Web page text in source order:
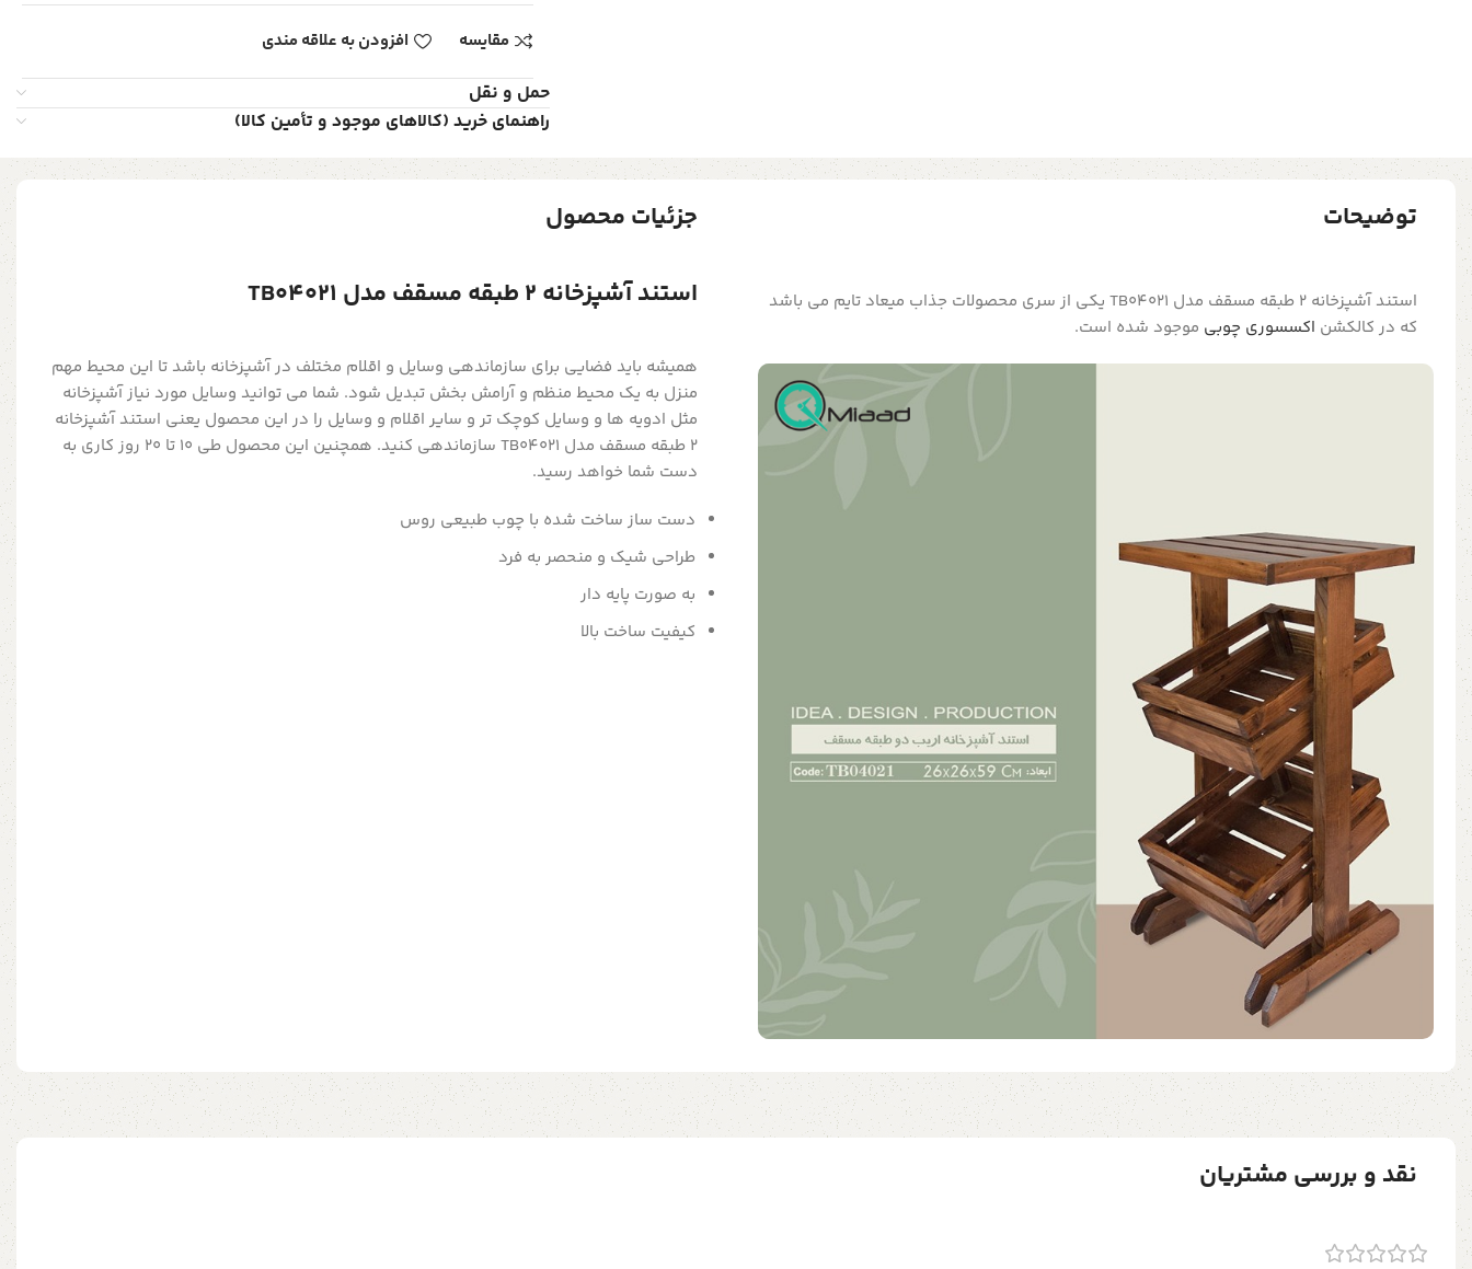
مقایسه افزودن به علاقه مندی
حمل و نقل
راهنمای خرید (کالاهای موجود و تأمین کالا)
توضیحات
استند آشپزخانه 2 طبقه مسقف مدل TB04021 یکی از سری محصولات جذاب میعاد تایم می باشد
که در کالکشن اکسسوری چوبی موجود شده است.
جزئیات محصول
استند آشپزخانه 2 طبقه مسقف مدل TB04021
همیشه باید فضایی برای سازماندهی وسایل و اقلام مختلف در آشپزخانه باشد تا این محیط مهم
منزل به یک محیط منظم و آرامش بخش تبدیل شود. شما می توانید وسایل مورد نیاز آشپزخانه
مثل ادویه ها و وسایل کوچک تر و سایر اقلام و وسایل را در این محصول یعنی استند آشپزخانه
2 طبقه مسقف مدل TB04021 سازماندهی کنید. همچنین این محصول طی 10 تا 20 روز کاری به
دست شما خواهد رسید.
دست ساز ساخت شده با چوب طبیعی روس
طراحی شیک و منحصر به‌ فرد
به صورت پایه دار
کیفیت ساخت بالا
نقد و بررسی مشتریان